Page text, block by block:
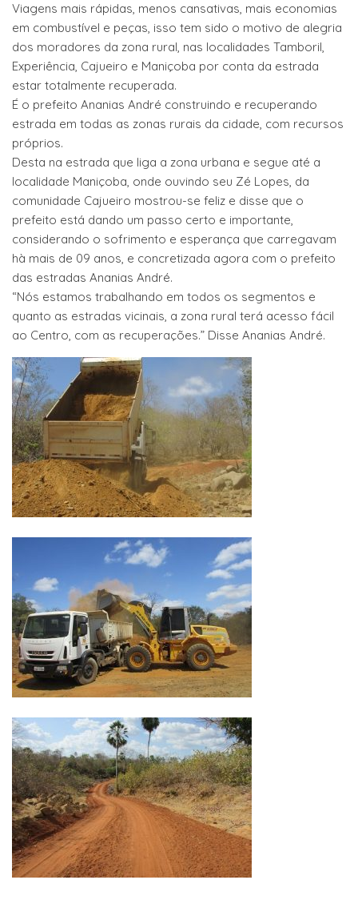
Viagens mais rápidas, menos cansativas, mais economias
em combustível e peças, isso tem sido o motivo de alegria
dos moradores da zona rural, nas localidades Tamboril,
Experiência, Cajueiro e Maniçoba por conta da estrada
estar totalmente recuperada.
É o prefeito Ananias André construindo e recuperando
estrada em todas as zonas rurais da cidade, com recursos
próprios.
Desta na estrada que liga a zona urbana e segue até a
localidade Maniçoba, onde ouvindo seu Zé Lopes, da
comunidade Cajueiro mostrou-se feliz e disse que o
prefeito está dando um passo certo e importante,
considerando o sofrimento e esperança que carregavam
hà mais de 09 anos, e concretizada agora com o prefeito
das estradas Ananias André.
“Nós estamos trabalhando em todos os segmentos e
quanto as estradas vicinais, a zona rural terá acesso fácil
ao Centro, com as recuperações.” Disse Ananias André.